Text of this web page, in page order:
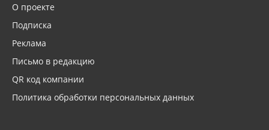
О проекте
Подписка
Реклама
Письмо в редакцию
QR код компании
Политика обработки персональных данных